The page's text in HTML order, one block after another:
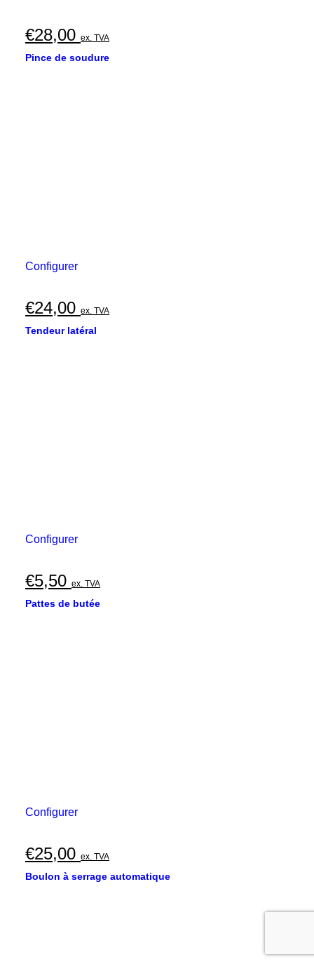
€28,00 ex. TVA
Pince de soudure
Configurer
€24,00 ex. TVA
Tendeur latéral
Configurer
€5,50 ex. TVA
Pattes de butée
Configurer
€25,00 ex. TVA
Boulon à serrage automatique